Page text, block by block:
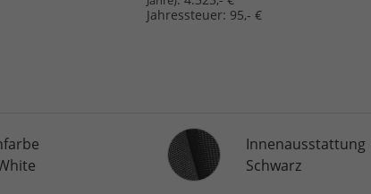
Jahressteuer: 95,- €
InnenausstattungInnenausstattung
Schwarz